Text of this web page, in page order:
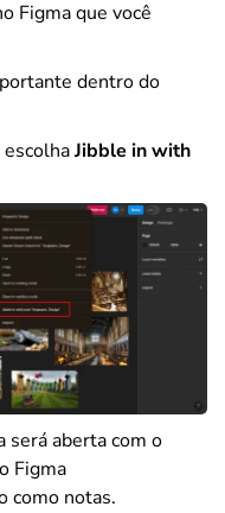
Figma que você
dentro do
Jibble in with
aberta com o
Figma
como notas.